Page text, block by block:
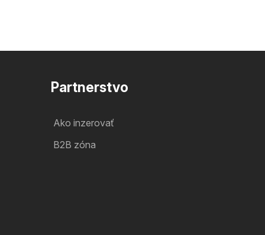
Partnerstvo
Ako inzerovať
B2B zóna